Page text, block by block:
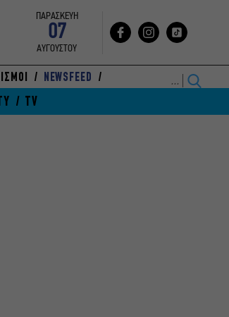
ΠΑΡΑΣΚΕΥΗ
07
ΑΥΓΟΥΣΤΟΥ
NEWSFEED
TV